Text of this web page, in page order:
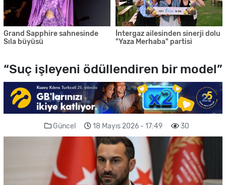
Grand Sapphire sahnesinde
Sıla büyüsü
İntergaz ailesinden sinerji dolu
"Yaza Merhaba" partisi
“Suç işleyeni ödüllendiren bir model”
Güncel 18 Mayıs 2026 - 17:49 30